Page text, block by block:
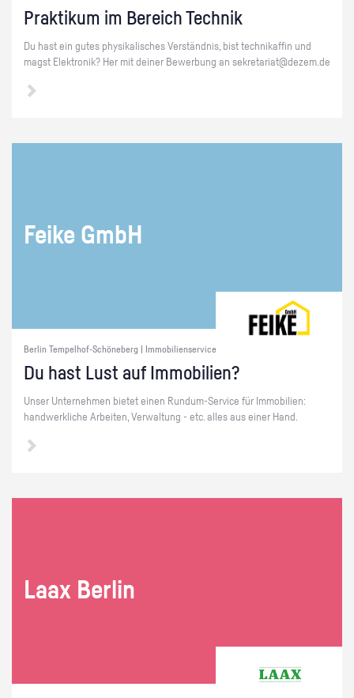
Prak­ti­kum im Be­reich Tech­nik
Du hast ein gutes phy­si­ka­li­sches Ver­ständ­nis, bist tech­ni­kaf­fin und
magst Elek­tro­nik? Her mit dei­ner Be­wer­bung an se­kre­ta­ri­at@​dezem.​de
Feike GmbH
Berlin Tempelhof-Schöneberg | Immobilienservice
Du hast Lust auf Im­mo­bi­li­en?
Unser Un­ter­neh­men bie­tet einen Rund­um-Ser­vice für Im­mo­bi­li­en:
hand­werk­li­che Ar­bei­ten, Ver­wal­tung - etc. alles aus einer Hand.
Laax Ber­lin